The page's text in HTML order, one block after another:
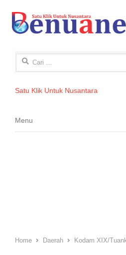
Cari
Satu Klik Untuk Nusantara
Menu
Menu
Home Daerah Kodam XIX/